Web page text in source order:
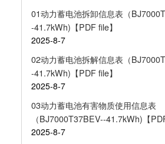
01动力蓄电池拆卸信息表（
-41.7kWh)【PDF file】
2025-8-7
02动力蓄电池拆解信息表（
-41.7kWh)【PDF file】
2025-8-7
03动力蓄电池有害物质使用信息表
（BJ7000T37BEV--41.7kWh)【
2025-8-7